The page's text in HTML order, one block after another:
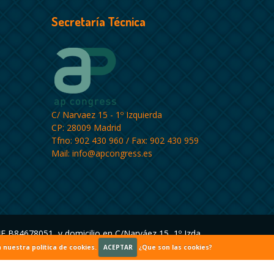
Secretaría Técnica
C/ Narvaez 15 - 1º Izquierda
CP: 28009 Madrid
Tfno: 902 430 960 / Fax: 902 430 959
Mail: info@apcongress.es
B84678051, y domicilio en C/Narváez 15, 1º Izda. ,
22.616, Folio 12, Hoja M404431
nuestra política de cookies. ACEPTAR ¿Que son las cookies?